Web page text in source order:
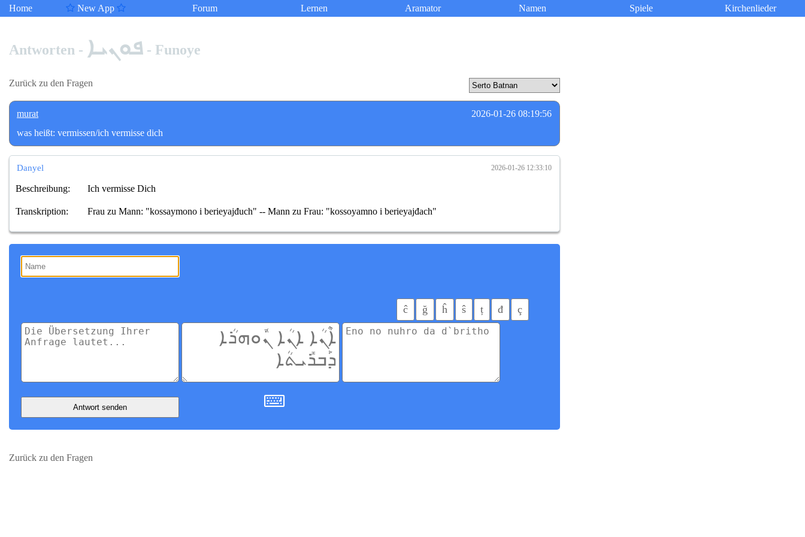
Home New App Forum Lernen Aramator Namen Spiele Kirchenlieder
Antworten - ܦܘܢܝܐ - Funoye
Zurück zu den Fragen
murat
2026-01-26 08:19:56
was heißt: vermissen/ich vermisse dich
Danyel 2026-01-26 12:33:10
Beschreibung: Ich vermisse Dich
Transkription: Frau zu Mann: "kossaymono i berieyajđuch" -- Mann zu Frau: "kossoyamno i berieyajđach"
ĉ ğ ĥ ŝ ț đ ç
Antwort senden
Zurück zu den Fragen